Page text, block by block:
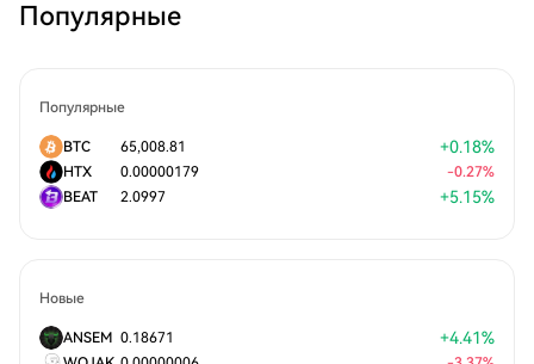
Популярные
Популярные
BTC 65,008.81 +0.18%
HTX 0.00000179 -0.27%
BEAT
2.0997 +5.15%
Новые
ANSEM 0.18671 +4.41%